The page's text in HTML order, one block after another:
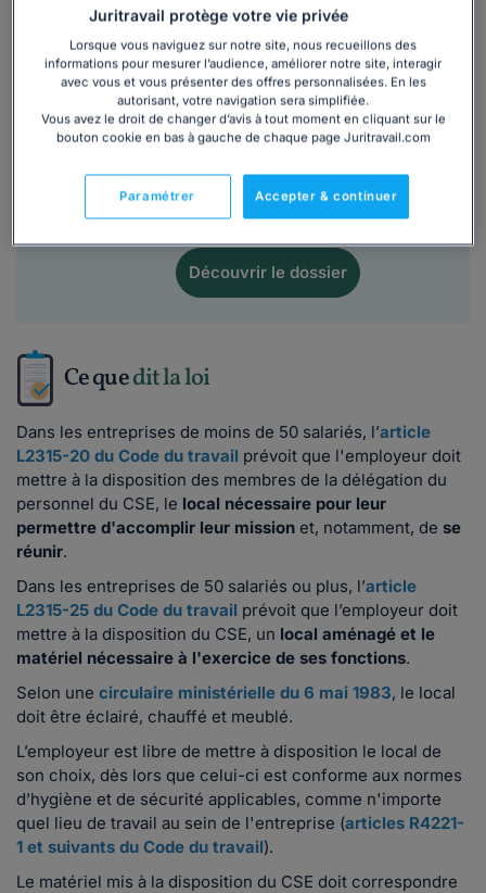
modèle de lettreest inclus dans le
dossier :
Fonctionnement du CSE, tout savoir pour
bien exercer son mandat
4,5/5
Lire les avis
Découvrirle dossier
Ce quedit la loi
Dans les entreprises de moins de 50 salariés, l’article
L2315-20 du Code du travail prévoit que l'employeur doit
mettre à la disposition des membres de la délégation du
personnel du CSE, le local nécessaire pour leur
permettre d'accomplir leur mission et, notamment, de se
réunir.
Dans les entreprises de 50 salariés ou plus, l’article
L2315-25 du Code du travail prévoit que l’employeur doit
mettre à la disposition du CSE, un local aménagé et le
matériel nécessaire à l'exercice de ses fonctions.
Selon une circulaire ministérielle du 6 mai 1983, le local
doit être éclairé, chauffé et meublé.
L’employeur est libre de mettre à disposition le local de
son choix, dès lors que celui-ci est conforme aux normes
d’hygiène et de sécurité applicables, comme n'importe
quel lieu de travail au sein de l'entreprise (articles R4221-
1 et suivants du Code du travail).
Le matériel mis à la disposition du CSE doit correspondre
Juritravail protège votre vie privée
Lorsque vous naviguez sur notre site, nous recueillons des
informations pour mesurer l’audience, améliorer notre site, interagir
avec vous et vous présenter des offres personnalisées. En les
autorisant, votre navigation sera simplifiée.
Vous avez le droit de changer d’avis à tout moment en cliquant sur le
bouton cookie en bas à gauche de chaque page Juritravail.com
Accepter & continuer
Paramétrer